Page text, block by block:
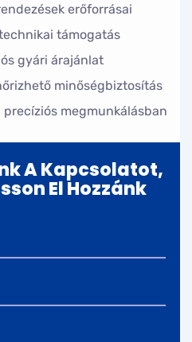
erőforrásai
támogatás
gyári árajánlat
minőségbiztosítás
megmunkálásban
A Kapcsolatot,
El Hozzánk